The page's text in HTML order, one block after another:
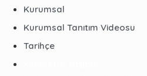
Kurumsal
Kurumsal Tanıtım Videosu
Tarihçe